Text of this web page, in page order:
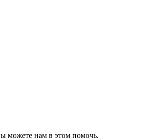
можете нам в этом помочь.